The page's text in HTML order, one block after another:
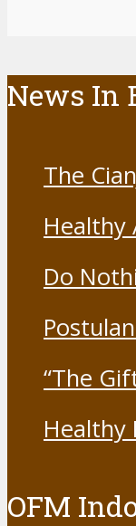
News In
The
19
Healthy
Do
“The
Healthy
OFM